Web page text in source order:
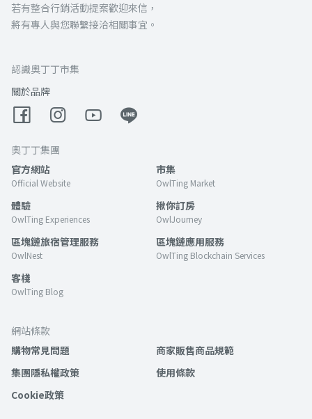
若有整合行銷活動提案歡迎來信，
將有專人與您聯繫接洽相關事宜。
認識奧丁丁市集
關於品牌
奧丁丁集團
官方網站
Official Website
市集
OwlTing Market
體驗
OwlTing Experiences
揪你訂房
OwlJourney
區塊鏈旅宿管理服務
OwlNest
區塊鏈應用服務
OwlTing Blockchain Services
客棧
OwlTing Blog
網站條款
購物常見問題
商家販售商品規範
集團隱私權政策
使用條款
Cookie政策